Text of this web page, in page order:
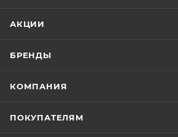
АКЦИИ
БРЕНДЫ
КОМПАНИЯ
ПОКУПАТЕЛЯМ